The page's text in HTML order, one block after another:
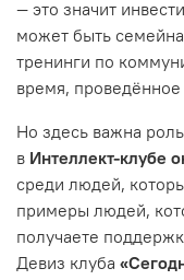
— это значит
может быть
тренинги по
время,
Но здесь важна
в Интеллект-клубе
среди людей,
примеры людей,
получаете
Девиз клуба